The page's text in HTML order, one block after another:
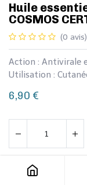
​​​Huile
COSMOS
(0 avis)
Action : Antivirale
Utilisation :
6,90 €